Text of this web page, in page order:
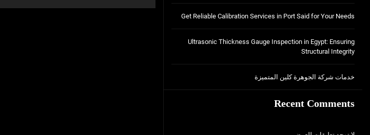
Get Reliable Calibration Services in Port Said for Your Needs
Ultrasonic Thickness Gauge Inspection in Egypt: Ensuring
Structural Integrity
خدمات شركة الجوهرة كلين المتميزة
Recent Comments